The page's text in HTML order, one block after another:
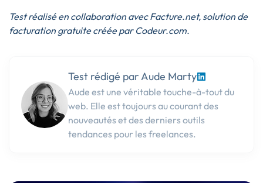
Test réalisé en collaboration avec Facture.net, solution de
facturation gratuite créée par Codeur.com.
Test rédigé par Aude Marty
Aude est une véritable touche-à-tout du
web. Elle est toujours au courant des
nouveautés et des derniers outils
tendances pour les freelances.